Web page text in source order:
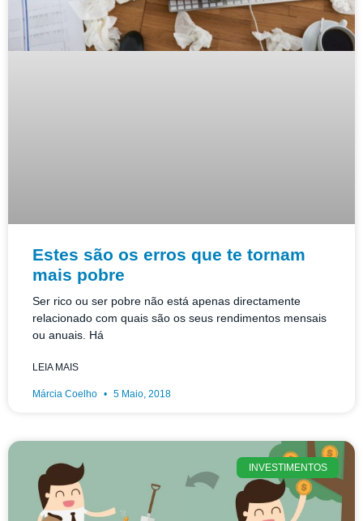
Estes são os erros que te tornam
mais pobre
Ser rico ou ser pobre não está apenas directamente
relacionado com quais são os seus rendimentos mensais
ou anuais. Há
LEIA MAIS
Márcia Coelho 5 Maio, 2018
INVESTIMENTOS